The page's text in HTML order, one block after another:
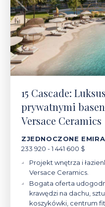
15 Cascade:
prywatnymi
Versace Ceramics
ZJEDNOCZONE
233 920 - 1 441 600 $
Projekt wnętrza i
Versace Ceramics.
Bogata oferta
krawędzi na dachu,
koszykówki, centrum